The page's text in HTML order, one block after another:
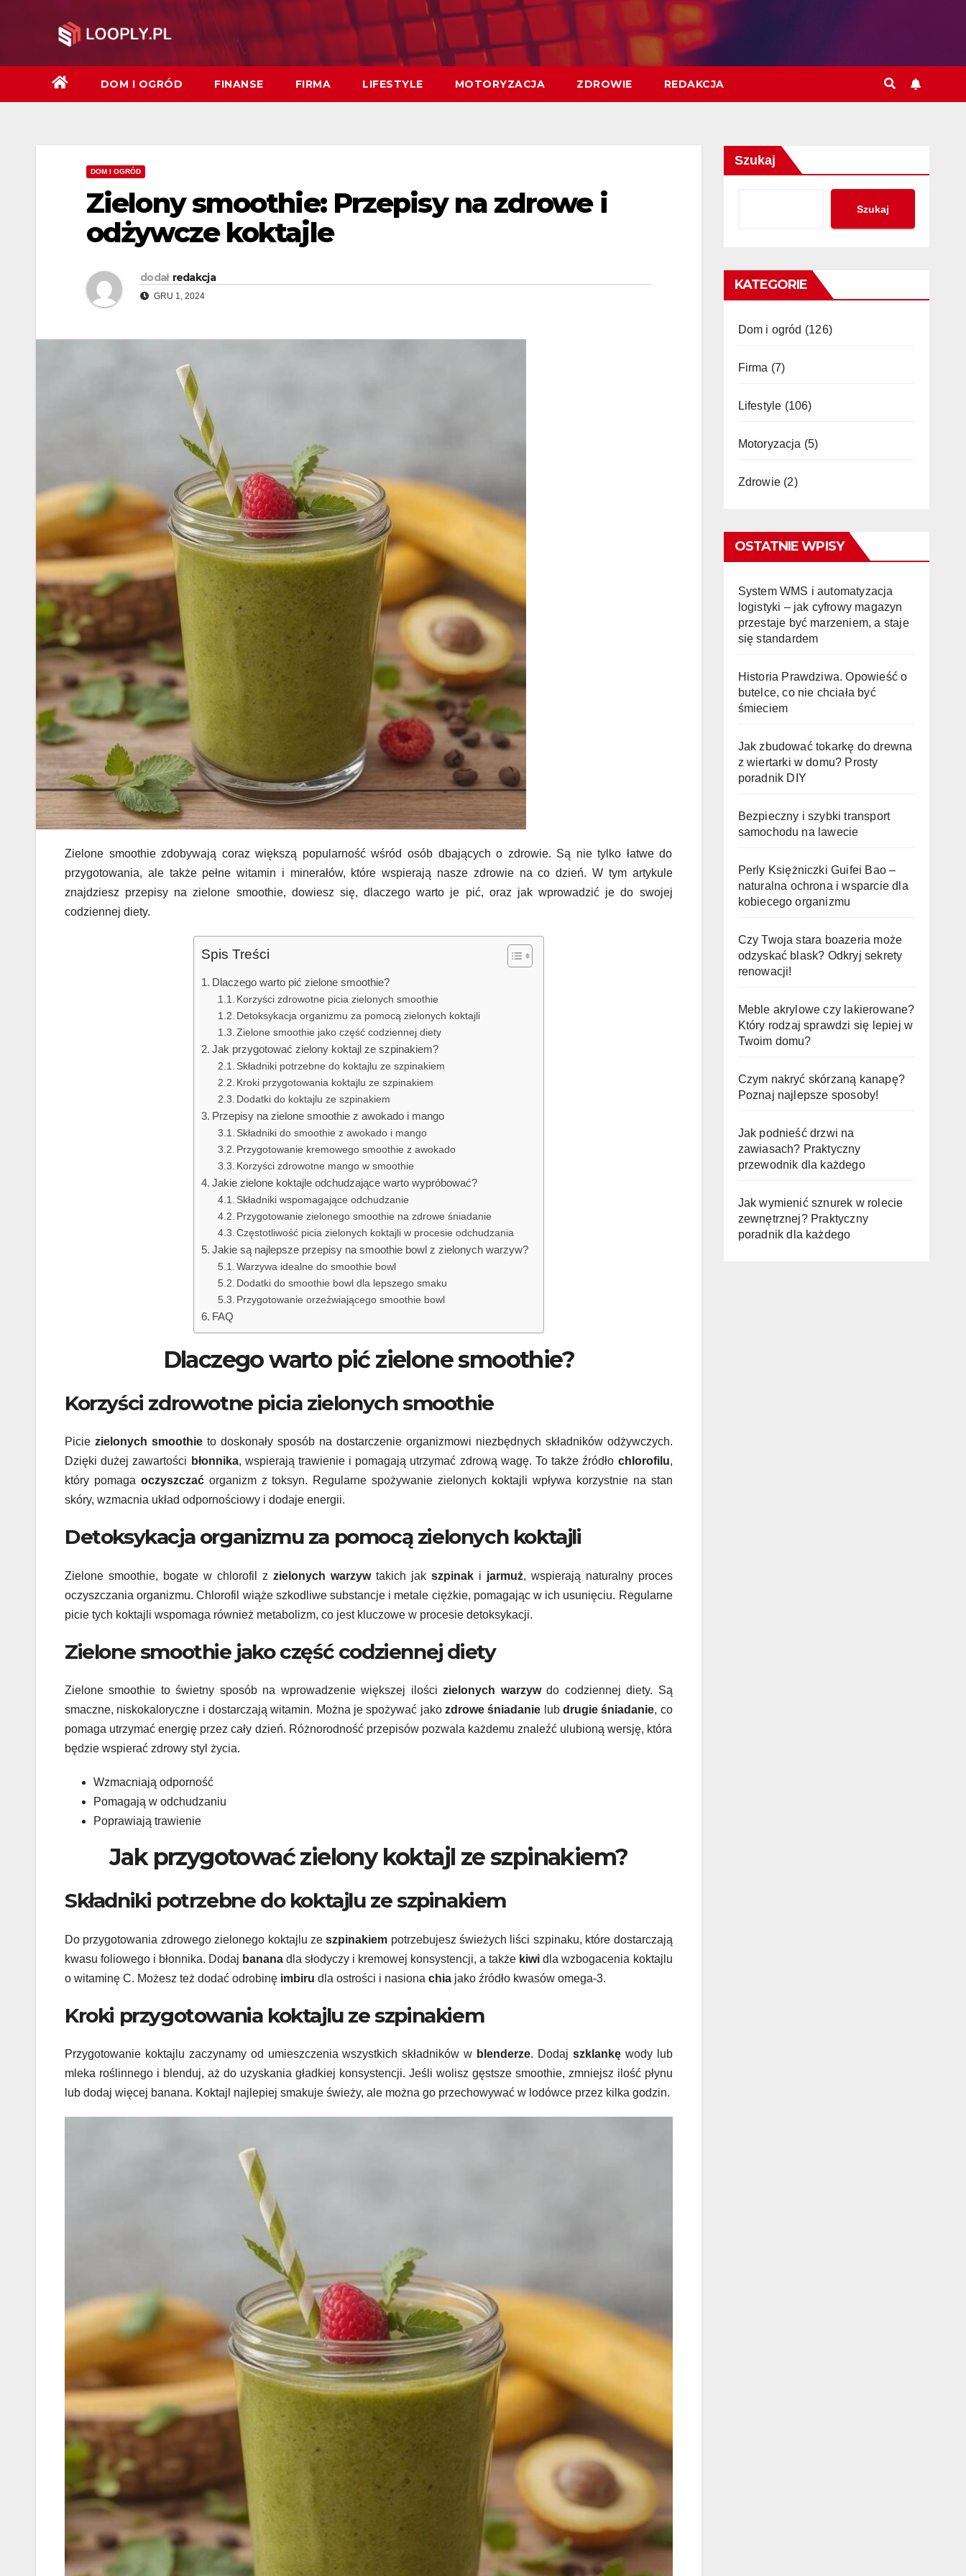
DOM I OGRÓD FINANSE FIRMA LIFESTYLE MOTORYZACJA ZDROWIE REDAKCJA
DOM I OGRÓD
Zielony smoothie: Przepisy na zdrowe i
odżywcze koktajle
dodał redakcja
GRU 1, 2024
Zielone smoothie zdobywają coraz większą popularność wśród osób dbających o zdrowie. Są nie tylko łatwe do
przygotowania, ale także pełne witamin i minerałów, które wspierają nasze zdrowie na co dzień. W tym artykule
znajdziesz przepisy na zielone smoothie, dowiesz się, dlaczego warto je pić, oraz jak wprowadzić je do swojej
codziennej diety.
Spis Treści
Dlaczego warto pić zielone smoothie?
Korzyści zdrowotne picia zielonych smoothie
Detoksykacja organizmu za pomocą zielonych koktajli
Zielone smoothie jako część codziennej diety
Jak przygotować zielony koktajl ze szpinakiem?
Składniki potrzebne do koktajlu ze szpinakiem
Kroki przygotowania koktajlu ze szpinakiem
Dodatki do koktajlu ze szpinakiem
Przepisy na zielone smoothie z awokado i mango
Składniki do smoothie z awokado i mango
Przygotowanie kremowego smoothie z awokado
Korzyści zdrowotne mango w smoothie
Jakie zielone koktajle odchudzające warto wypróbować?
Składniki wspomagające odchudzanie
Przygotowanie zielonego smoothie na zdrowe śniadanie
Częstotliwość picia zielonych koktajli w procesie odchudzania
Jakie są najlepsze przepisy na smoothie bowl z zielonych warzyw?
Warzywa idealne do smoothie bowl
Dodatki do smoothie bowl dla lepszego smaku
Przygotowanie orzeźwiającego smoothie bowl
FAQ
Dlaczego warto pić zielone smoothie?
Korzyści zdrowotne picia zielonych smoothie
Picie zielonych smoothieto doskonały sposób na dostarczenie organizmowi niezbędnych składników odżywczych.
Dzięki dużej zawartości błonnika, wspierają trawienie i pomagają utrzymać zdrową wagę. To także źródło chlorofilu,
który pomaga oczyszczaćorganizm z toksyn. Regularne spożywanie zielonych koktajli wpływa korzystnie na stan
skóry, wzmacnia układ odpornościowy i dodaje energii.
Detoksykacja organizmu za pomocą zielonych koktajli
Zielone smoothie, bogate w chlorofil z zielonych warzywtakich jak szpinaki jarmuż, wspierają naturalny proces
oczyszczania organizmu. Chlorofil wiąże szkodliwe substancje i metale ciężkie, pomagając w ich usunięciu. Regularne
picie tych koktajli wspomaga również metabolizm, co jest kluczowe w procesie detoksykacji.
Zielone smoothie jako część codziennej diety
Zielone smoothie to świetny sposób na wprowadzenie większej ilościzielonych warzywdo codziennej diety. Są
smaczne, niskokaloryczne i dostarczają witamin. Można je spożywać jako zdrowe śniadanie lub drugie śniadanie, co
pomaga utrzymać energię przez cały dzień. Różnorodność przepisów pozwala każdemu znaleźć ulubioną wersję, która
będzie wspierać zdrowy styl życia.
Wzmacniają odporność
Pomagają w odchudzaniu
Poprawiają trawienie
Jak przygotować zielony koktajl ze szpinakiem?
Składniki potrzebne do koktajlu ze szpinakiem
Do przygotowania zdrowego zielonego koktajlu zeszpinakiem potrzebujesz świeżych liści szpinaku, które dostarczają
kwasu foliowego i błonnika. Dodaj banana dla słodyczy i kremowej konsystencji, a także kiwi dla wzbogacenia koktajlu
o witaminę C. Możesz też dodać odrobinę imbiru dla ostrości i nasiona chia jako źródło kwasów omega-3.
Kroki przygotowania koktajlu ze szpinakiem
Przygotowanie koktajlu zaczynamy od umieszczenia wszystkich składników w blenderze. Dodaj szklankęwody lub
mleka roślinnego i blenduj, aż do uzyskania gładkiej konsystencji. Jeśli wolisz gęstsze smoothie, zmniejsz ilość płynu
lub dodaj więcej banana. Koktajl najlepiej smakuje świeży, ale można go przechowywać w lodówce przez kilka godzin.
Szukaj
Szukaj
KATEGORIE
Dom i ogród (126)
Firma (7)
Lifestyle (106)
Motoryzacja (5)
Zdrowie(2)
OSTATNIE WPISY
System WMS i automatyzacja
logistyki – jak cyfrowy magazyn
przestaje być marzeniem, a staje
się standardem
Historia Prawdziwa. Opowieść o
butelce, co nie chciała być
śmieciem
Jak zbudować tokarkę do drewna
z wiertarki w domu? Prosty
poradnik DIY
Bezpieczny i szybki transport
samochodu na lawecie
Perly Księżniczki Guifei Bao –
naturalna ochrona i wsparcie dla
kobiecego organizmu
Czy Twoja stara boazeria może
odzyskać blask? Odkryj sekrety
renowacji!
Meble akrylowe czy lakierowane?
Który rodzaj sprawdzi się lepiej w
Twoim domu?
Czym nakryć skórzaną kanapę?
Poznaj najlepsze sposoby!
Jak podnieść drzwi na
zawiasach? Praktyczny
przewodnik dla każdego
Jak wymienić sznurek w rolecie
zewnętrznej? Praktyczny
poradnik dla każdego